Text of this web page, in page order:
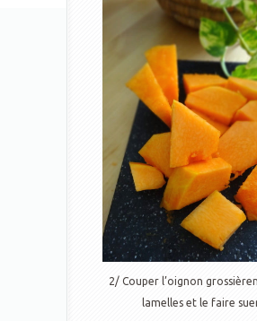
2/ Couper l’oignon
lamelles et le faire